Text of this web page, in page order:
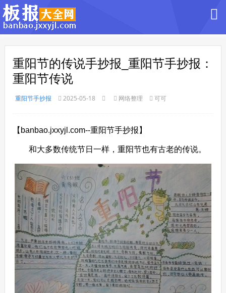
重阳节的传说手抄报_重阳节手抄报：
重阳节传说
重阳节手抄报 2025-05-18 网络整理 可可
【banbao.jxxyjl.com--重阳节手抄报】
和大多数传统节日一样，重阳节也有古老的传说。